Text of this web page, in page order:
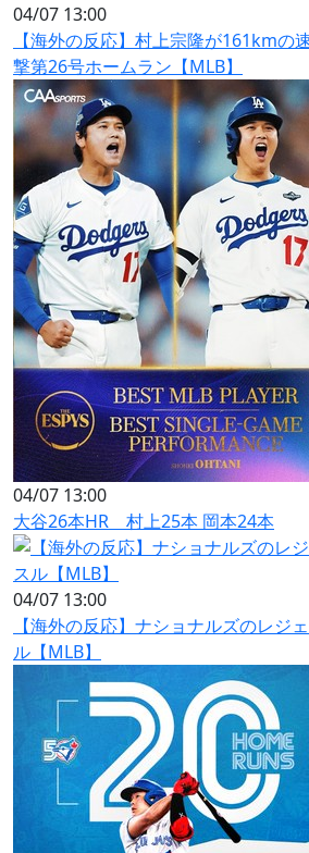
04/07 13:00
【海外の反応】村上宗隆が161kmの
撃第26号ホームラン【MLB】
04/07 13:00
大谷26本HR 村上25本 岡本24本
04/07 13:00
【海外の反応】ナショナルズのレジ
ル【MLB】